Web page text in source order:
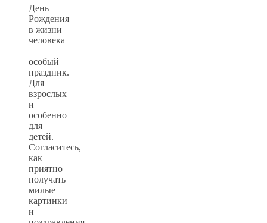
День
Рождения
в жизни
человека
—
особый
праздник.
Для
взрослых
и
особенно
для
детей.
Согласитесь,
как
приятно
получать
милые
картинки
и